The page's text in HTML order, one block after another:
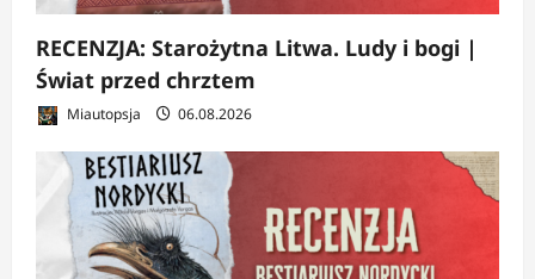
RECENZJA: Starożytna Litwa. Ludy i bogi |
Świat przed chrztem
Miautopsja 06.08.2026